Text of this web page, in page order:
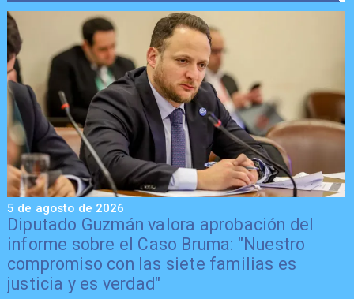
Diputado Guzmán valora aprobación del
informe sobre el Caso Bruma: "Nuestro
compromiso con las siete familias es
justicia y es verdad"
5 de agosto de 2026